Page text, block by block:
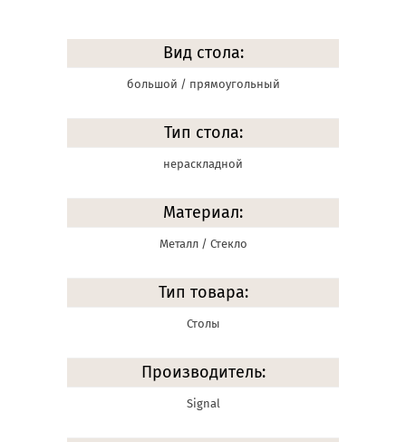
Вид стола:
большой / прямоугольный
Тип стола:
нераскладной
Материал:
Металл / Стекло
Тип товара:
Столы
Производитель:
Signal